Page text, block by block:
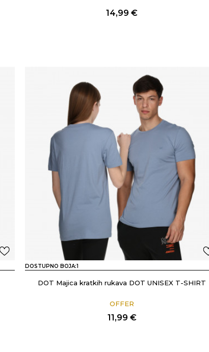
14,99 €
DOSTUPNO BOJA:1
DOT Majica kratkih rukava DOT UNISEX T-SHIRT
OFFER
11,99 €